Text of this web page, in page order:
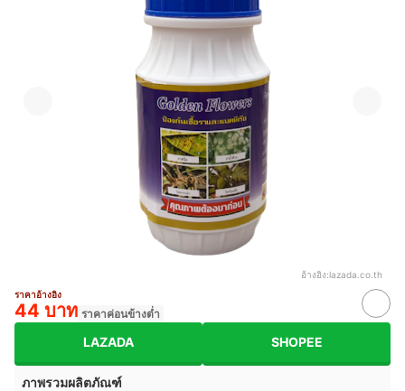
อ้างอิง:lazada.co.th
ราคาอ้างอิง
44 บาท ราคาค่อนข้างต่ำ
LAZADA SHOPEE
ภาพรวมผลิตภัณฑ์